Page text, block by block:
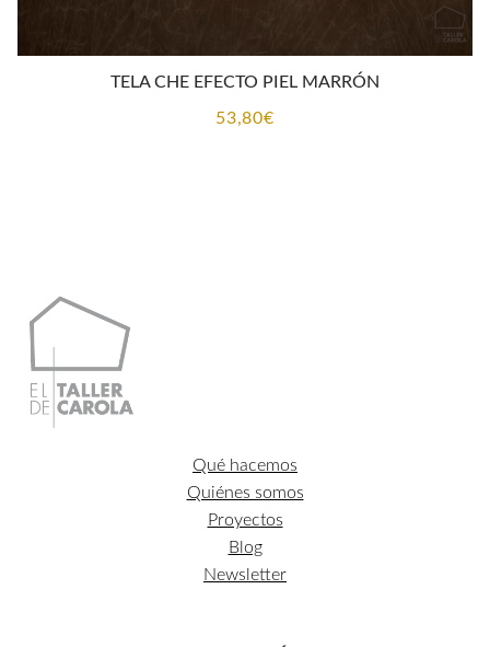
TELA CHE EFECTO PIEL MARRÓN
53,80€
Qué hacemos
Quiénes somos
Proyectos
Blog
Newsletter